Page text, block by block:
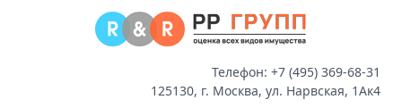
Телефон: +7 (495) 369-68-31
125130, г. Москва, ул. Нарвская, 1Ак4